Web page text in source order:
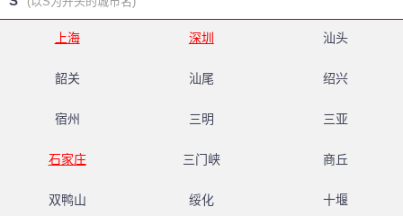
上海 深圳 汕头
韶关 汕尾 绍兴
宿州 三明 三亚
石家庄 三门峡 商丘
双鸭山 绥化 十堰